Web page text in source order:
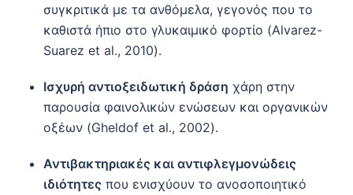
συγκριτικά με τα ανθόμελα, γεγονός που το
καθιστά ήπιο στο γλυκαιμικό φορτίο (Alvarez-
Suarez et al., 2010).
Ισχυρή αντιοξειδωτική δράση χάρη στην
παρουσία φαινολικών ενώσεων και οργανικών
οξέων (Gheldof et al., 2002).
Αντιβακτηριακές και αντιφλεγμονώδεις
ιδιότητες που ενισχύουν το ανοσοποιητικό